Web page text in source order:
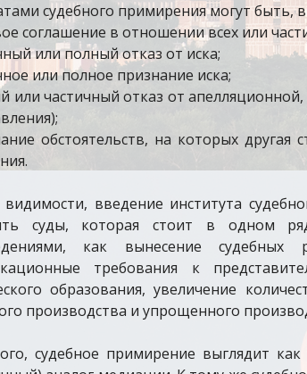
судебного примирения могут быть, в
соглашение в отношении всех или
или полный отказ от иска;
или полное признание иска;
или частичный отказ от
обстоятельств, на которых другая
введение института
суды, которая стоит в одном
как вынесение
требования к
образования, увеличение
производства и упрощенного
судебное примирение выглядит